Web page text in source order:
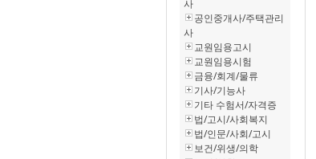
사
공인중개사/주택관리
사
교원임용고시
교원임용시험
금융/회계/물류
기사/기능사
기타 수험서/자격증
법/고시/사회복지
법/인문/사회/고시
보건/위생/의학